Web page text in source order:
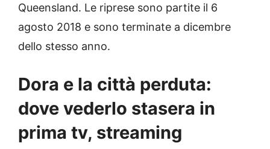
Queensland. Le riprese sono partite il 6
agosto 2018 e sono terminate a dicembre
dello stesso anno.
Dora e la città perduta:
dove vederlo stasera in
prima tv, streaming